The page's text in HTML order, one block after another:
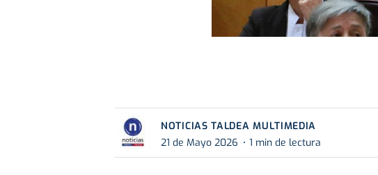
NOTICIAS TALDEA MULTIMEDIA
21 de Mayo 2026
1 min de lectura